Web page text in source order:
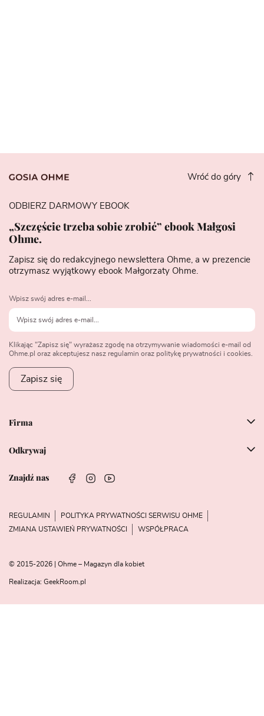
Wróć do góry
Firma
Odkrywaj
Znajdź nas
ODBIERZ DARMOWY EBOOK
„Szczęście trzeba sobie zrobić” ebook Małgosi
Ohme.
Zapisz się do redakcyjnego newslettera Ohme, a w prezencie
otrzymasz wyjątkowy ebook Małgorzaty Ohme.
Wpisz swój adres e-mail...
Klikając "Zapisz się" wyrażasz zgodę na otrzymywanie wiadomości e-mail od
Ohme.pl oraz akceptujesz nasz regulamin oraz politykę prywatności i cookies.
Zapisz się
REGULAMIN
POLITYKA PRYWATNOŚCI SERWISU OHME
ZMIANA USTAWIEŃ PRYWATNOŚCI
WSPÓŁPRACA
© 2015-2026 | Ohme – Magazyn dla kobiet
Realizacja: GeekRoom.pl